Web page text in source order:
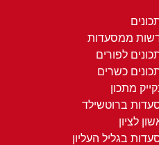
ממסעדות
לפורים
כשרים
מתכון
ברוטשילד
לציון
בגליל העליון